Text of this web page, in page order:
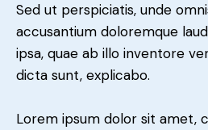
Sed ut perspiciatis, unde
accusantium doloremque
ipsa, quae ab illo inventore
dicta sunt, explicabo.
Lorem ipsum dolor sit amet,